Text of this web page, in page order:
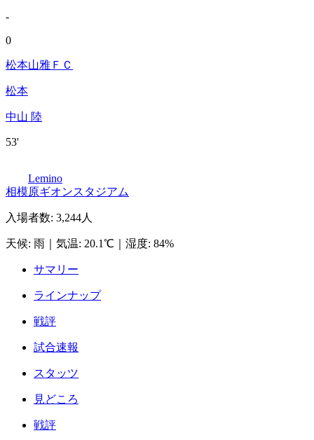
-
0
松本山雅ＦＣ
松本
中山 陸
53'
Lemino
相模原ギオンスタジアム
入場者数: 3,244人
天候: 雨 気温: 20.1℃ 湿度: 84%
サマリー
ラインナップ
戦評
試合速報
スタッツ
見どころ
戦評